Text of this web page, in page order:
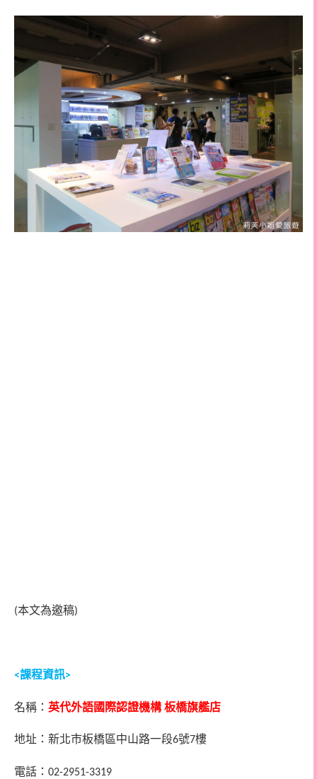
(本文為邀稿)
<課程資訊>
名稱： 英代外語國際認證機構板橋旗艦店
地址：新北市板橋區中山路一段6號7樓
電話： 02-2951-3319